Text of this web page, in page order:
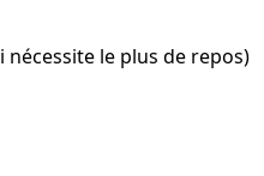
le plus de repos)